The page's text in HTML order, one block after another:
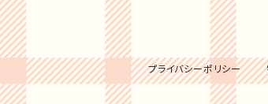
プライバシーポリシー